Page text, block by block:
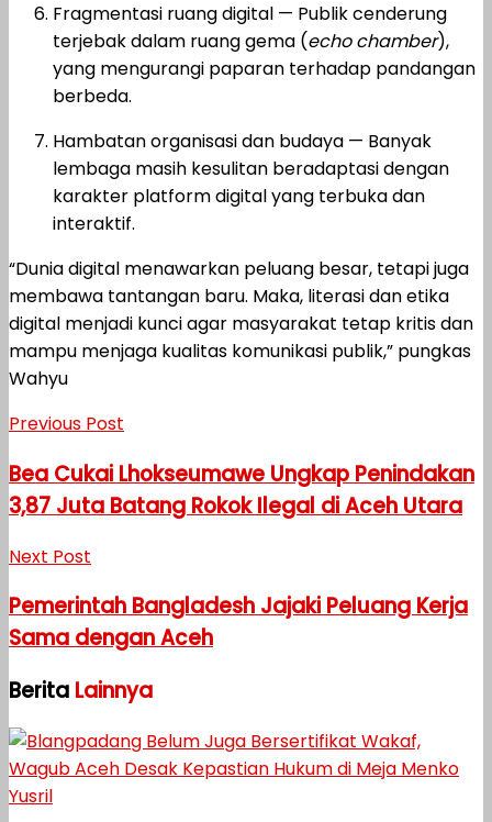
Fragmentasi ruang digital — Publik cenderung
terjebak dalam ruang gema (echo chamber),
yang mengurangi paparan terhadap pandangan
berbeda.
Hambatan organisasi dan budaya — Banyak
lembaga masih kesulitan beradaptasi dengan
karakter platform digital yang terbuka dan
interaktif.
“Dunia digital menawarkan peluang besar, tetapi juga
membawa tantangan baru. Maka, literasi dan etika
digital menjadi kunci agar masyarakat tetap kritis dan
mampu menjaga kualitas komunikasi publik,” pungkas
Wahyu
Previous Post
Bea Cukai Lhokseumawe Ungkap Penindakan
3,87 Juta Batang Rokok Ilegal di Aceh Utara
Next Post
Pemerintah Bangladesh Jajaki Peluang Kerja
Sama dengan Aceh
Berita Lainnya